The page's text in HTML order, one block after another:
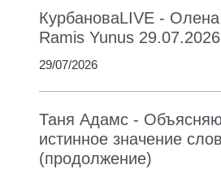
КурбановаLIVE -
Ramis Yunus 29.07.2026
29/07/2026
Таня Адамс -
истинное значение
(продолжение)